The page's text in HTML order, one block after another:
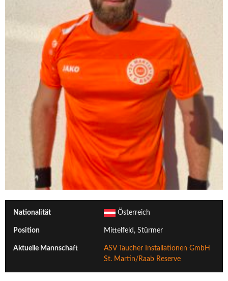
Nationalität Österreich
Position Mittelfeld, Stürmer
Aktuelle Mannschaft
ASV Taucher Installationen GmbH
St. Martin/Raab Reserve